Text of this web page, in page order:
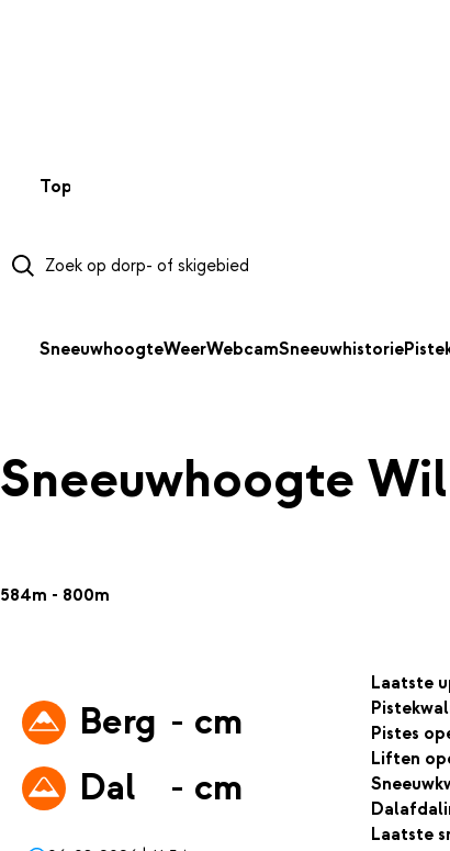
Top 50
SneeuwhoogteWeerWebcamSneeuwhistorie
Sneeuwhoogte
584m - 800m
Berg - cm
Dal
- cm
Laatste
Pistes
Liften
Laatste